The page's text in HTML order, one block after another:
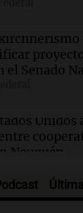
de
mapa
Economía
blue hoy:
agosto
el Senado
Unidos
Neuquén